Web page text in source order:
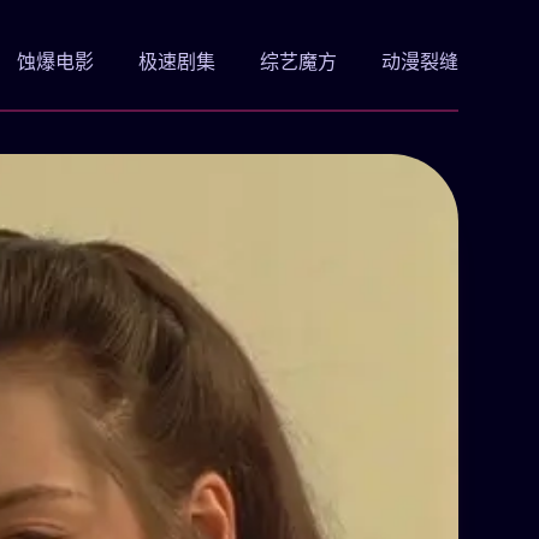
蚀爆电影 极速剧集 综艺魔方 动漫裂缝